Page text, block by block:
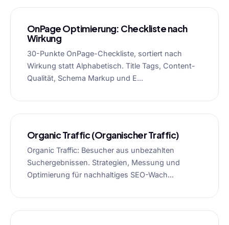
OnPage Optimierung: Checkliste nach
Wirkung
30-Punkte OnPage-Checkliste, sortiert nach
Wirkung statt Alphabetisch. Title Tags, Content-
Qualität, Schema Markup und E...
Organic Traffic (Organischer Traffic)
Organic Traffic: Besucher aus unbezahlten
Suchergebnissen. Strategien, Messung und
Optimierung für nachhaltiges SEO-Wach...